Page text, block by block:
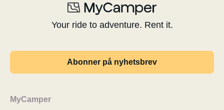
Your ride to adventure. Rent it.
Abonner på nyhetsbrev
MyCamper